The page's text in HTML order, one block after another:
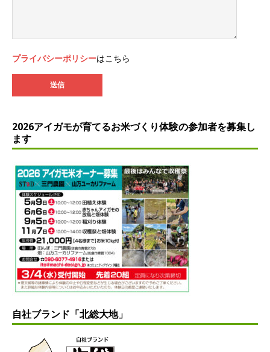
プライバシーポリシーはこちら
2026アイガモが育てるお米づくり体験の参加者を募集し
ます
自社ブランド「北総大地」